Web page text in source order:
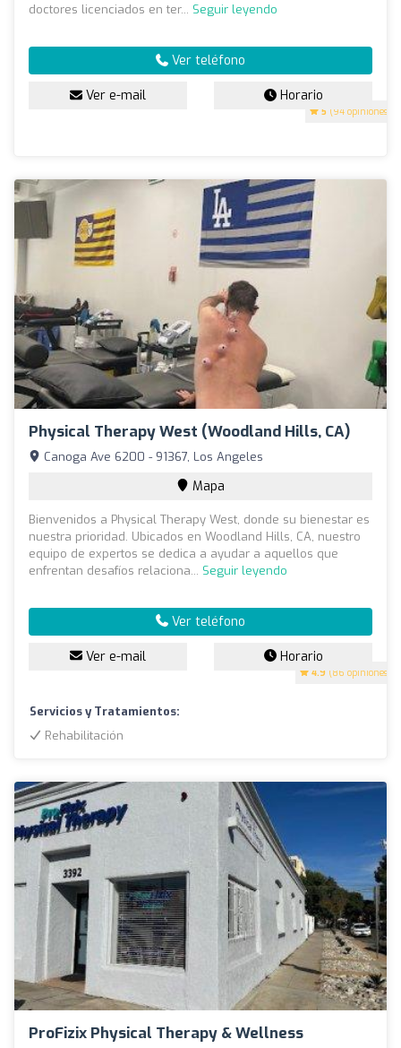
5 (94 opiniones)
doctores licenciados en ter... Seguir leyendo
Ver teléfono
Ver e-mail Horario
Physical Therapy West (Woodland Hills, CA)
4.9 (86 opiniones)
Canoga Ave 6200 - 91367, Los Angeles
Mapa
Bienvenidos a Physical Therapy West, donde su bienestar es
nuestra prioridad. Ubicados en Woodland Hills, CA, nuestro
equipo de expertos se dedica a ayudar a aquellos que
enfrentan desafíos relaciona... Seguir leyendo
Ver teléfono
Ver e-mail Horario
Servicios y Tratamientos:
Rehabilitación
ProFizix Physical Therapy & Wellness